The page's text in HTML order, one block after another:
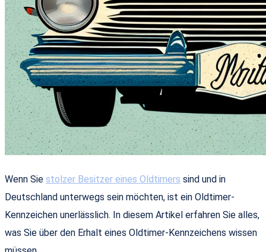
Wenn Sie stolzer Besitzer eines Oldtimers sind und in
Deutschland unterwegs sein möchten, ist ein Oldtimer-
Kennzeichen unerlässlich. In diesem Artikel erfahren Sie alles,
was Sie über den Erhalt eines Oldtimer-Kennzeichens wissen